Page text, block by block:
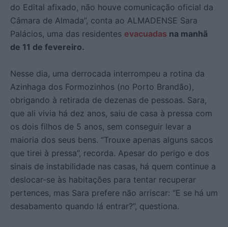
do Edital afixado, não houve comunicação oficial da
Câmara de Almada”, conta ao ALMADENSE Sara
Palácios, uma das residentes evacuadas na manhã
de 11 de fevereiro.
Nesse dia, uma derrocada interrompeu a rotina da
Azinhaga dos Formozinhos (no Porto Brandão),
obrigando à retirada de dezenas de pessoas. Sara,
que ali vivia há dez anos, saiu de casa à pressa com
os dois filhos de 5 anos, sem conseguir levar a
maioria dos seus bens. “Trouxe apenas alguns sacos
que tirei à pressa”, recorda. Apesar do perigo e dos
sinais de instabilidade nas casas, há quem continue a
deslocar-se às habitações para tentar recuperar
pertences, mas Sara prefere não arriscar: “E se há um
desabamento quando lá entrar?”, questiona.